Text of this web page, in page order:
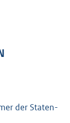
der Staten-